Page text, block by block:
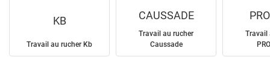
KB
Travail au rucher Kb
CAUSSADE
Travail au rucher
Caussade
Travail